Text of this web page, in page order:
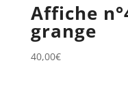
Affiche
grange
40,00€